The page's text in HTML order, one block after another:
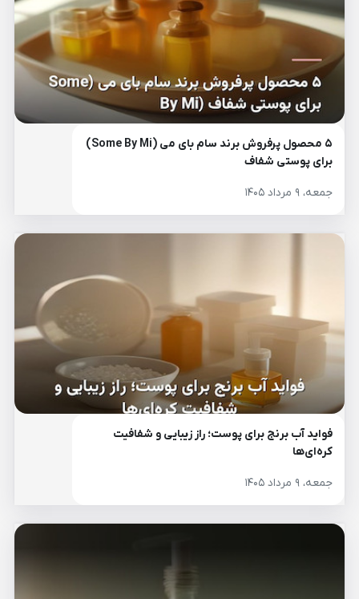
۵ محصول پرفروش برند سام بای می (Some By Mi)
برای پوستی شفاف
جمعه، ۹ مرداد ۱۴۰۵
فواید آب برنج برای پوست؛ راز زیبایی و شفافیت
کره‌ای‌ها
جمعه، ۹ مرداد ۱۴۰۵